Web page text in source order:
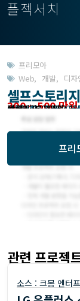
플젝서치
프리모아
Web, 개발, 디자
셀프스토리
300 ~ 500 만원
작업방식 : 도급
모집기한 : 프리모아
예상기간 : 30일
등록일 : 2022.03.15
관련지역 : 인천
프리
관련 프로젝
소스 : 크몽 엔터